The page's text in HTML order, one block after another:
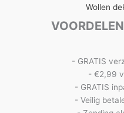
Wollen
- GRATIS
- €2,99
- GRATIS
- Veilig